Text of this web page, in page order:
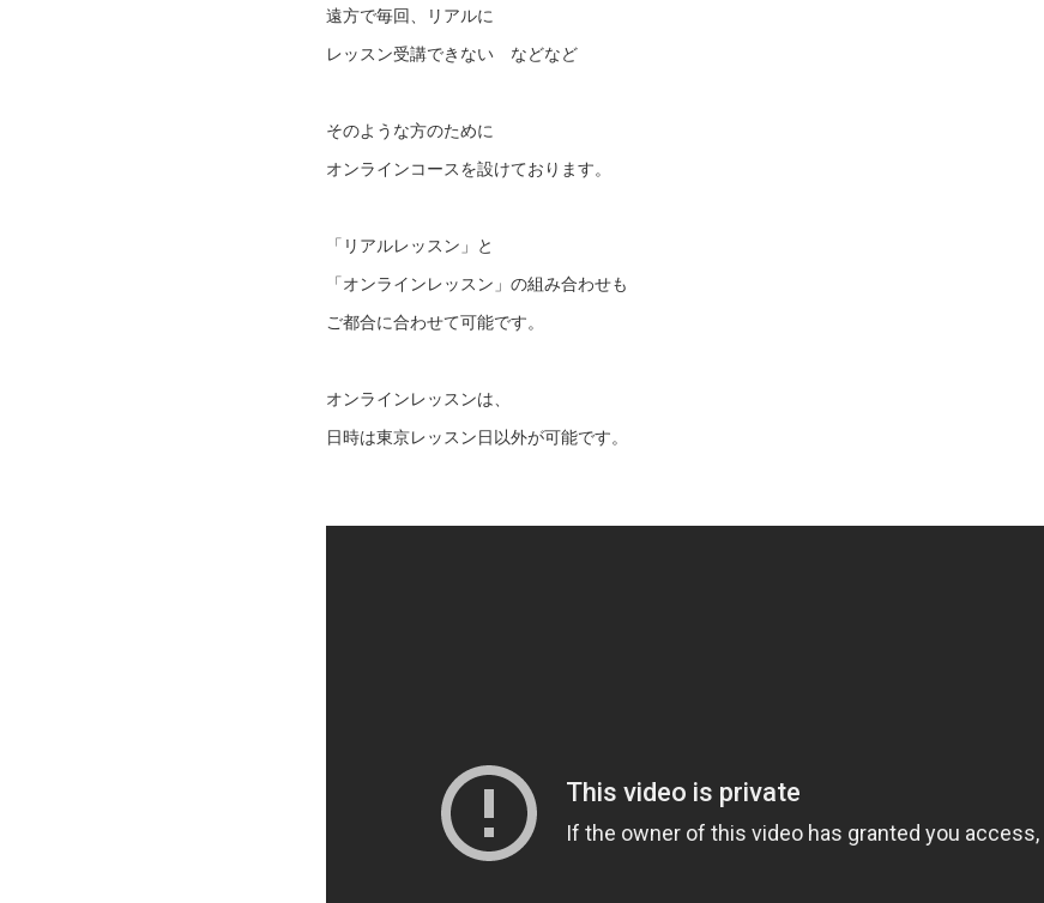
遠方で毎回、リアルに
レッスン受講できない などなど
そのような方のために
オンラインコースを設けております。
「リアルレッスン」と
「オンラインレッスン」の組み合わせも
ご都合に合わせて可能です。
オンラインレッスンは、
日時は東京レッスン日以外が可能です。